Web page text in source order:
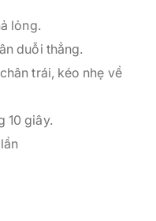
lỏng.
duỗi thẳng.
trái, kéo nhẹ về
10 giây.